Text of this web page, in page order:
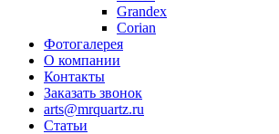
Grandex
Corian
Фотогалерея
О компании
Контакты
Заказать звонок
arts@mrquartz.ru
Статьи